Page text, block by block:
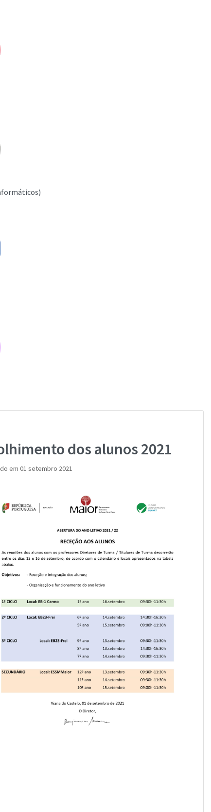
dos alunos 2021
em 01 setembro 2021